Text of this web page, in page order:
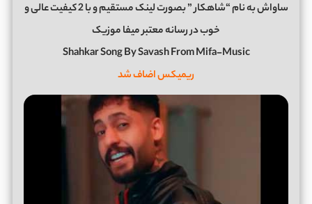
ساواش به نام “شاهکار ” بصورت لینک مستقیم و با 2 کیفیت عالی و
خوب در رسانه معتبر میفا موزیک
Shahkar Song By Savash From Mifa-Music
ریمیکس اضاف شد